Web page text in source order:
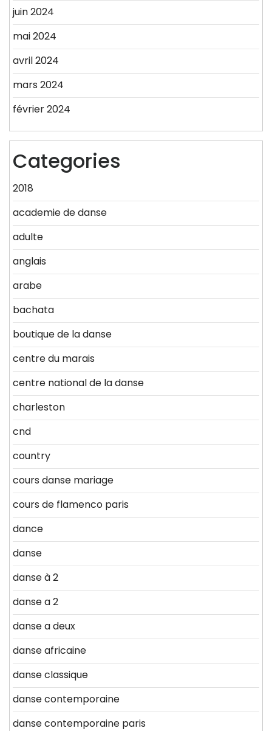
juin 2024
mai 2024
avril 2024
mars 2024
février 2024
Categories
2018
academie de danse
adulte
anglais
arabe
bachata
boutique de la danse
centre du marais
centre national de la danse
charleston
cnd
country
cours danse mariage
cours de flamenco paris
dance
danse
danse à 2
danse a 2
danse a deux
danse africaine
danse classique
danse contemporaine
danse contemporaine paris